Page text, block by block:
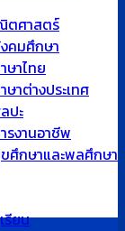
ตศาสตร์
งคมศึกษา
ษาไทย
ษาต่างประเทศ
ปะ
รงานอาชีพ
ขศึกษาและพลศึกษา
รียน